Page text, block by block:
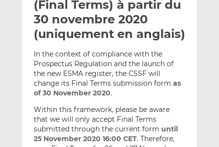
a
r
m
i
l
s
u
L
n
k
e
d
I
n
s
u
F
a
c
e
b
o
k
(Final Terms) à partir du
30 novembre 2020
(uniquement en anglais)
In the context of compliance with the
Prospectus Regulation and the launch of
the new ESMA register, the CSSF will
change its Final Terms submission form as
of 30 November 2020.
Within this framework, please be aware
that we will only accept Final Terms
submitted through the current form until
25 November 2020 16:00 CET. Therefore,